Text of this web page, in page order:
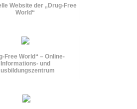
Website der „Drug-Free
World“
Free World“ – Online-
Informations- und